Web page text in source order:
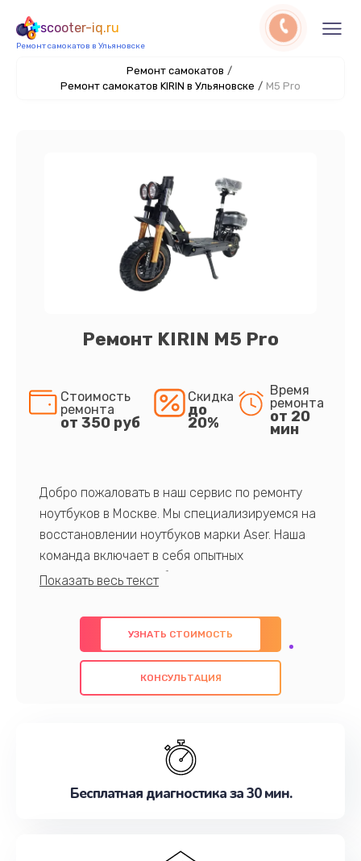
scooter-iq.ru
Ремонт самокатов в Ульяновске
Ремонт самокатов /
Ремонт самокатов KIRIN в Ульяновске / M5 Pro
Ремонт KIRIN M5 Pro
Стоимость
ремонта
от 350 руб
Скидка
до
20%
Время
ремонта
от 20
мин
Добро пожаловать в наш сервис по ремонту
ноутбуков в Москве. Мы специализируемся на
восстановлении ноутбуков марки Aser. Наша
команда включает в себя опытных
профессионалов с обширными знаниями и
предлагаем быстрый и качественный ремонт с
использованием оригинальных компонентов, а
также гарантируем качество всех
проведенных работ. Наша цель - предоставить
наилучшим образом. Не медлите записаться на
УЗНАТЬ СТОИМОСТЬ
КОНСУЛЬТАЦИЯ
Бесплатная диагностика за 30 мин.